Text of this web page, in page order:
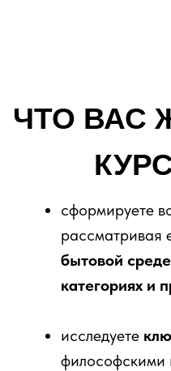
ЧТО ВАС
сформируете
рассматривая
бытовой
категориях и
исследуете
философскими